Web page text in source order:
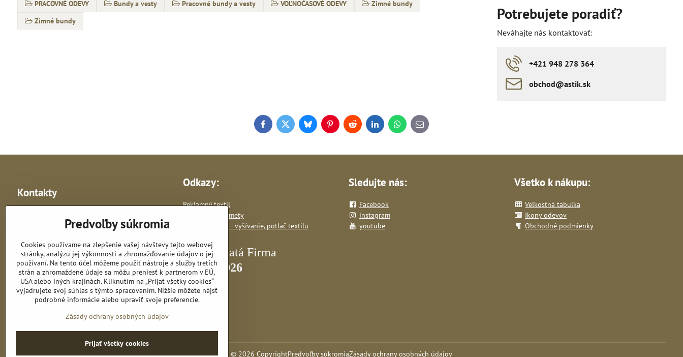
PRACOVNÉ ODEVY Bundy a vesty Pracovné bundy a vesty VOĽNOČASOVÉ ODEVY
Zimné bundy
Zimné bundy
Potrebujete poradiť?
Neváhajte nás kontaktovať:
+421 948 278 364
obchod​​@astik​​.sk
FacebookTwitterBlueskyPinterestRedditLinkedInWhatsApp
E-
mail
Kontakty
predajňa
+421 948 278 364
astik​@astik​.sk
obchod​@astik​.sk
Odkazy:
Reklamný textil
Reklamné predmety
Vlastná výroba - vyšívanie, potlač textilu
Sledujte nás:
Facebook
instagram
youtube
Všetko k nákupu:
Veľkostná tabuľka
Ikony odevov
Obchodné podmienky
© 2026 CopyrightPredvoľby súkromiaZásady ochrany osobných údajov
Predvoľby súkromia
Cookies používame na zlepšenie vašej návštevy tejto webovej
stránky, analýzu jej výkonnosti a zhromažďovanie údajov o jej
používaní. Na tento účel môžeme použiť nástroje a služby tretích
strán a zhromaždené údaje sa môžu preniesť k partnerom v EÚ,
USA alebo iných krajinách. Kliknutím na „Prijať všetky cookies“
vyjadrujete svoj súhlas s týmto spracovaním. Nižšie môžete nájsť
podrobné informácie alebo upraviť svoje preferencie.
Zásady ochrany osobných údajov
Prijať všetky cookies